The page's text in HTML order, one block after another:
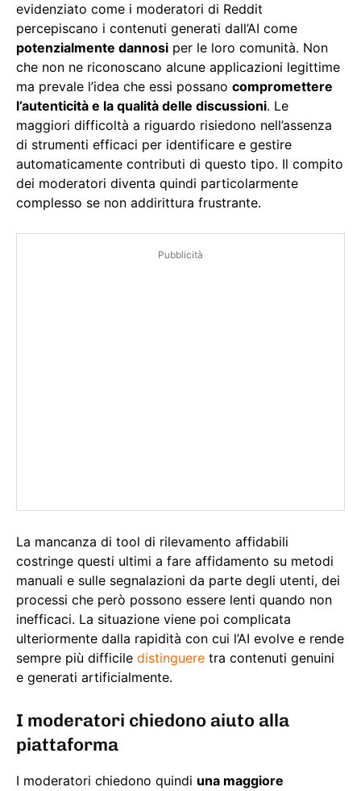
evidenziato come i moderatori di Reddit
percepiscano i contenuti generati dall’AI come
potenzialmente dannosi per le loro comunità. Non
che non ne riconoscano alcune applicazioni legittime
ma prevale l’idea che essi possano compromettere
l’autenticità e la qualità delle discussioni. Le
maggiori difficoltà a riguardo risiedono nell’assenza
di strumenti efficaci per identificare e gestire
automaticamente contributi di questo tipo. Il compito
dei moderatori diventa quindi particolarmente
complesso se non addirittura frustrante.
Pubblicità
La mancanza di tool di rilevamento affidabili
costringe questi ultimi a fare affidamento su metodi
manuali e sulle segnalazioni da parte degli utenti, dei
processi che però possono essere lenti quando non
inefficaci. La situazione viene poi complicata
ulteriormente dalla rapidità con cui l’AI evolve e rende
sempre più difficile distinguere tra contenuti genuini
e generati artificialmente.
I moderatori chiedono aiuto alla
piattaforma
I moderatori chiedono quindi una maggiore